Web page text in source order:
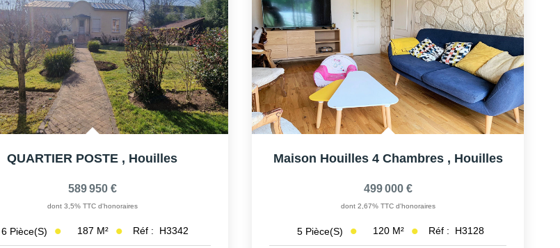
QUARTIER POSTE , Houilles
589 950 €
dont 3,5% TTC d'honoraires
6 Pièce(s) 187 M² Réf : H3342
Maison Houilles 4 Chambres , Houilles
499 000 €
dont 2,67% TTC d'honoraires
5 Pièce(s) 120 M² Réf : H3128